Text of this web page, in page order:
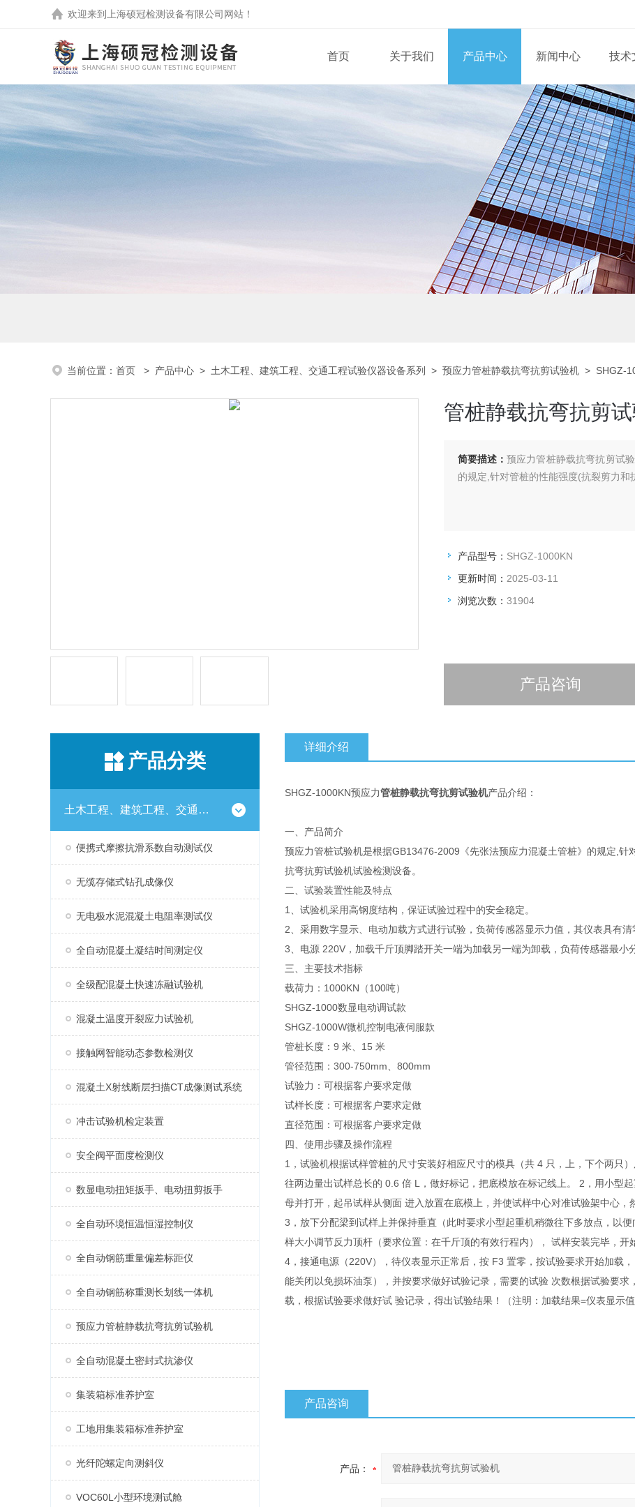
欢迎来到 上海硕冠检测设备有限公司 网站！
首页 关于我们 产品中心 新闻中心 技术
当前位置： 首页 > 产品中心 > 土木工程、建筑工程、交通工程试验仪器设备系列 > 预应力管桩静载抗弯抗剪试验机 > SHGZ-
管桩静载抗弯抗剪
简要描述： 预应力管桩静载抗弯抗剪试
的规定,针对管桩的性能强度(抗裂剪力和
产品型号： SHGZ-1000KN
更新时间： 2025-03-11
浏览次数： 31904
产品咨询
产品分类
土木工程、建筑工程、交通工程试验仪器设备系列
便携式摩擦抗滑系数自动测试仪
无缆存储式钻孔成像仪
无电极水泥混凝土电阻率测试仪
全自动混凝土凝结时间测定仪
全级配混凝土快速冻融试验机
混凝土温度开裂应力试验机
接触网智能动态参数检测仪
混凝土X射线断层扫描CT成像测试系统
冲击试验机检定装置
安全阀平面度检测仪
数显电动扭矩扳手、电动扭剪扳手
全自动环境恒温恒湿控制仪
全自动钢筋重量偏差标距仪
全自动钢筋称重测长划线一体机
预应力管桩静载抗弯抗剪试验机
全自动混凝土密封式抗渗仪
集装箱标准养护室
工地用集装箱标准养护室
光纤陀螺定向测斜仪
VOC60L小型环境测试舱
详细介绍
SHGZ-1000KN预应力管桩静载抗弯抗剪试验机产品介绍：
一、产品简介
预应力管桩试验机是根据GB13476-2009《先张法预应力混凝土管桩》的规定,
抗弯抗剪试验机试验检测设备。
二、试验装置性能及特点
1、试验机采用高钢度结构，保证试验过程中的安全稳定。
2、采用数字显示、电动加载方式进行试验，负荷传感器显示力值，其仪表具有
3、电源 220V，加载千斤顶脚踏开关一端为加载另一端为卸载，负荷传感器最小
三、主要技术指标
载荷力：1000KN（100吨）
SHGZ-1000数显电动调试款
SHGZ-1000W微机控制电液伺服款
管桩长度：9 米、15 米
管径范围：300-750mm、800mm
试验力：可根据客户要求定做
试样长度：可根据客户要求定做
直径范围：可根据客户要求定做
四、使用步骤及操作流程
1，试验机根据试样管桩的尺寸安装好相应尺寸的模具（共 4 只，上，下个两只
往两边量出试样总长的 0.6 倍 L，做好标记，把底模放在标记线上。 2，用小型
母并打开，起吊试样从侧面 进入放置在底模上，并使试样中心对准试验架中心，
3，放下分配梁到试样上并保持垂直（此时要求小型起重机稍微往下多放点，以便
样大小调节反力顶杆（要求位置：在千斤顶的有效行程内）， 试样安装完毕，开
4，接通电源（220V），待仪表显示正常后，按 F3 置零，按试验要求开始加载
能关闭以免损坏油泵），并按要求做好试验记录，需要的试验 次数根据试验要
载，根据试验要求做好试 验记录，得出试验结果！（注明：加载结果=仪表显示
产品咨询
产品：